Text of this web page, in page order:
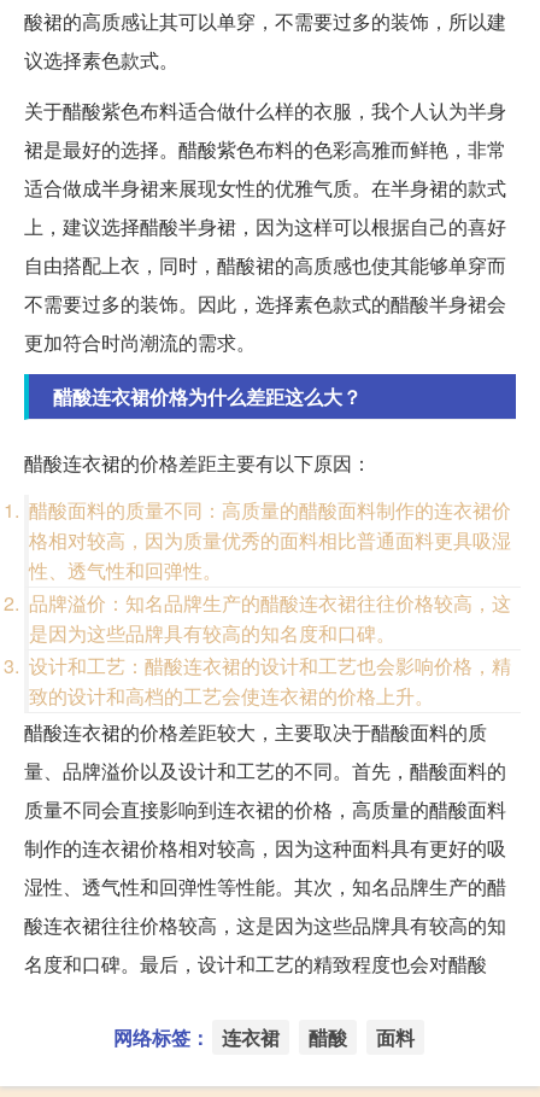
酸裙的高质感让其可以单穿，不需要过多的装饰，所以建
议选择素色款式。
关于醋酸紫色布料适合做什么样的衣服，我个人认为半身
裙是最好的选择。醋酸紫色布料的色彩高雅而鲜艳，非常
适合做成半身裙来展现女性的优雅气质。在半身裙的款式
上，建议选择醋酸半身裙，因为这样可以根据自己的喜好
自由搭配上衣，同时，醋酸裙的高质感也使其能够单穿而
不需要过多的装饰。因此，选择素色款式的醋酸半身裙会
更加符合时尚潮流的需求。
醋酸连衣裙价格为什么差距这么大？
醋酸连衣裙的价格差距主要有以下原因：
醋酸面料的质量不同：高质量的醋酸面料制作的连衣裙价
格相对较高，因为质量优秀的面料相比普通面料更具吸湿
性、透气性和回弹性。
品牌溢价：知名品牌生产的醋酸连衣裙往往价格较高，这
是因为这些品牌具有较高的知名度和口碑。
设计和工艺：醋酸连衣裙的设计和工艺也会影响价格，精
致的设计和高档的工艺会使连衣裙的价格上升。
醋酸连衣裙的价格差距较大，主要取决于醋酸面料的质
量、品牌溢价以及设计和工艺的不同。首先，醋酸面料的
质量不同会直接影响到连衣裙的价格，高质量的醋酸面料
制作的连衣裙价格相对较高，因为这种面料具有更好的吸
湿性、透气性和回弹性等性能。其次，知名品牌生产的醋
酸连衣裙往往价格较高，这是因为这些品牌具有较高的知
名度和口碑。最后，设计和工艺的精致程度也会对醋酸
网络标签： 连衣裙 醋酸 面料